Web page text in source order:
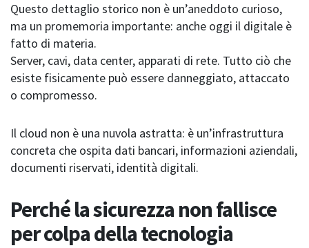
Questo dettaglio storico non è un’aneddoto curioso,
ma un promemoria importante: anche oggi il digitale è
fatto di materia.
Server, cavi, data center, apparati di rete. Tutto ciò che
esiste fisicamente può essere danneggiato, attaccato
o compromesso.
Il cloud non è una nuvola astratta: è un’infrastruttura
concreta che ospita dati bancari, informazioni aziendali,
documenti riservati, identità digitali.
Perché la sicurezza non fallisce
per colpa della tecnologia